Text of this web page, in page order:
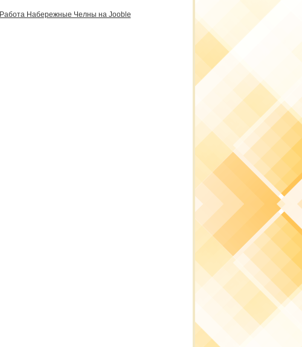
Работа Набережные Челны на Jooble